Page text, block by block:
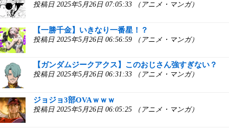
投稿日 2025年5月26日 07:05:33 （アニメ・マンガ）
【一勝千金】いきなり一番星！？
投稿日 2025年5月26日 06:56:59 （アニメ・マンガ）
【ガンダムジークアクス】このおじさん強すぎない？
投稿日 2025年5月26日 06:31:33 （アニメ・マンガ）
ジョジョ3部OVAｗｗｗ
投稿日 2025年5月26日 06:05:25 （アニメ・マンガ）